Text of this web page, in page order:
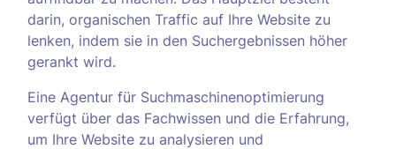
darin, organischen Traffic auf Ihre Website zu
lenken, indem sie in den Suchergebnissen höher
gerankt wird.
Eine Agentur für Suchmaschinenoptimierung
verfügt über das Fachwissen und die Erfahrung,
um Ihre Website zu analysieren und